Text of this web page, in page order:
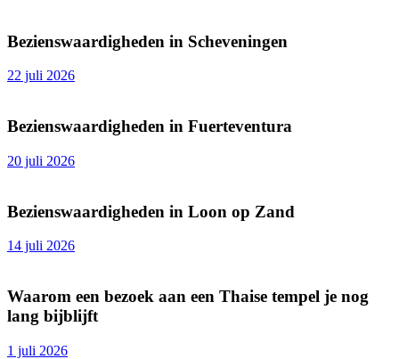
Bezienswaardigheden in Scheveningen
22 juli 2026
Bezienswaardigheden in Fuerteventura
20 juli 2026
Bezienswaardigheden in Loon op Zand
14 juli 2026
Waarom een bezoek aan een Thaise tempel je nog
lang bijblijft
1 juli 2026